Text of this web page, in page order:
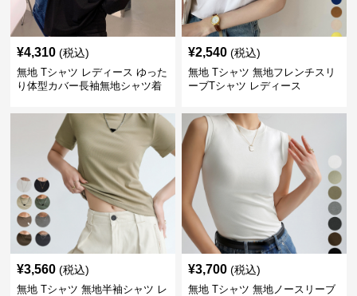
¥4,310 (税込)
無地 Tシャツ レディース ゆった
り体型カバー長袖無地シャツ着
¥2,540 (税込)
無地 Tシャツ 無地フレンチスリ
ーブTシャツ レディース
¥3,560 (税込)
無地 Tシャツ 無地半袖シャツ レ
¥3,700 (税込)
無地 Tシャツ 無地ノースリーブ